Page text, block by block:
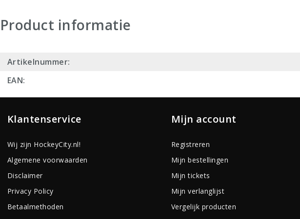
Product informatie
Artikelnummer:
EAN:
Klantenservice
Wij zijn HockeyCity.nl!
Algemene voorwaarden
Disclaimer
Privacy Policy
Betaalmethoden
Mijn account
Registreren
Mijn bestellingen
Mijn tickets
Mijn verlanglijst
Vergelijk producten